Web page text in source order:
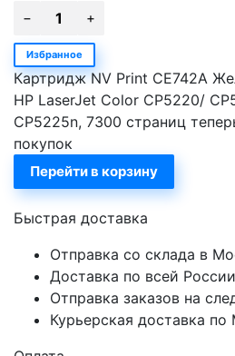
Избранное
Картридж NV Print CE742A
HP LaserJet Color CP5220/
CP5225n, 7300 страниц
покупок
Перейти в корзину
Быстрая доставка
Отправка со склада в
Доставка по всей России
Отправка заказов на
Курьерская доставка по